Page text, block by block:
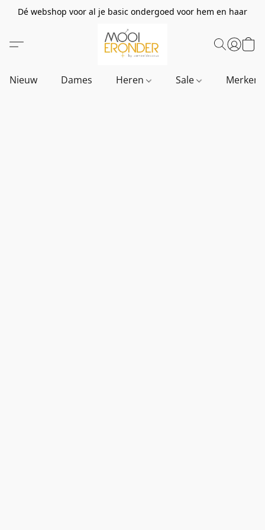
Dé webshop voor al je basic ondergoed voor hem en haar
Nieuw Dames Heren Sale Merken